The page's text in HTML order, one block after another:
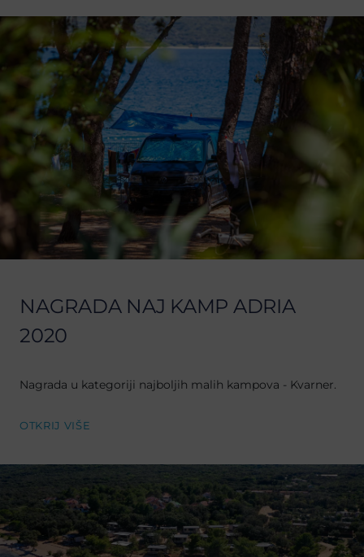
NAGRADA NAJ KAMP ADRIA
2020
Nagrada u kategoriji najboljih malih kampova - Kvarner.
OTKRIJ VIŠE